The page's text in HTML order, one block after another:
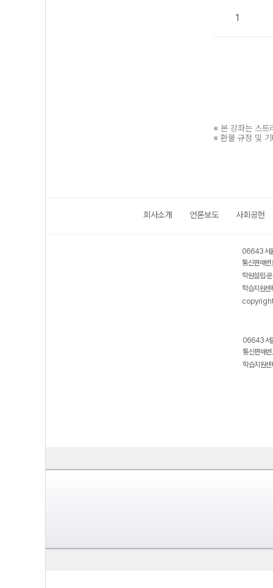
1
※ 본 강좌는 스트
※ 환불 규정 및
회사소개 언론보도 사회공헌
06643 서
통신판매
학원설립·
학습지원
06643 서
통신판매
학습지원